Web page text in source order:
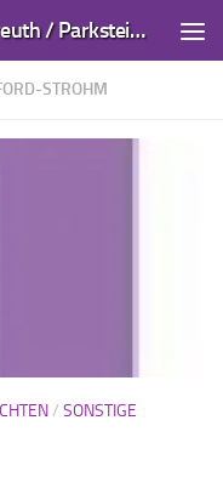
Kirchengemeinden Wildenreuth / Parkstein und Kirchendemenreuth
STROHM
/ SONSTIGE